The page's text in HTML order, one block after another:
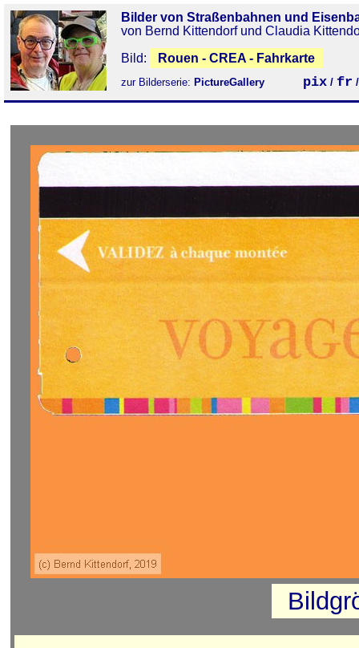
Bilder von Straßenbahnen und
von Bernd Kittendorf und Claudia
Bild:
Rouen - CREA - Fahrkarte
zur Bilderserie: PictureGallery pix / fr